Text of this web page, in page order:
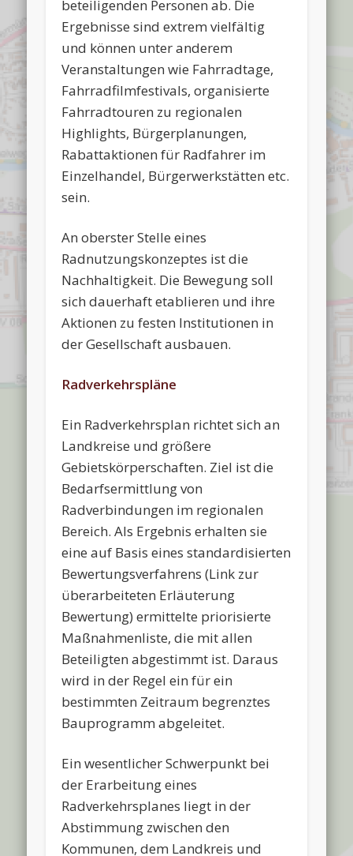
beteiligenden Personen ab. Die
Ergebnisse sind extrem vielfältig
und können unter anderem
Veranstaltungen wie Fahrradtage,
Fahrradfilmfestivals, organisierte
Fahrradtouren zu regionalen
Highlights, Bürgerplanungen,
Rabattaktionen für Radfahrer im
Einzelhandel, Bürgerwerkstätten etc.
sein.
An oberster Stelle eines
Radnutzungskonzeptes ist die
Nachhaltigkeit. Die Bewegung soll
sich dauerhaft etablieren und ihre
Aktionen zu festen Institutionen in
der Gesellschaft ausbauen.
Radverkehrspläne
Ein Radverkehrsplan richtet sich an
Landkreise und größere
Gebietskörperschaften. Ziel ist die
Bedarfsermittlung von
Radverbindungen im regionalen
Bereich. Als Ergebnis erhalten sie
eine auf Basis eines standardisierten
Bewertungsverfahrens (Link zur
überarbeiteten Erläuterung
Bewertung) ermittelte priorisierte
Maßnahmenliste, die mit allen
Beteiligten abgestimmt ist. Daraus
wird in der Regel ein für ein
bestimmten Zeitraum begrenztes
Bauprogramm abgeleitet.
Ein wesentlicher Schwerpunkt bei
der Erarbeitung eines
Radverkehrsplanes liegt in der
Abstimmung zwischen den
Kommunen, dem Landkreis und